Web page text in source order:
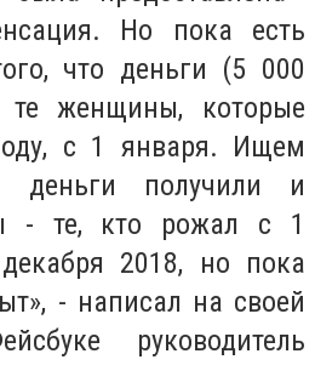
Но пока есть
что деньги (5 000
те женщины, которые
с 1 января. Ищем
деньги получили и
- те, кто рожал с 1
2018, но пока
- написал на своей
руководитель